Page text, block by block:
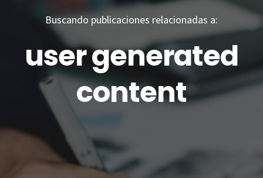
Buscando publicaciones relacionadas a:
user generated
content